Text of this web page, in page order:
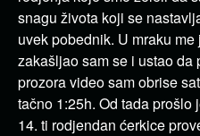
snagu života koji se
uvek pobednik. U mraku
zakašljao sam se i ustao da
prozora video sam obrise
tačno 1:25h. Od tada
14. ti rodjendan ćerkice